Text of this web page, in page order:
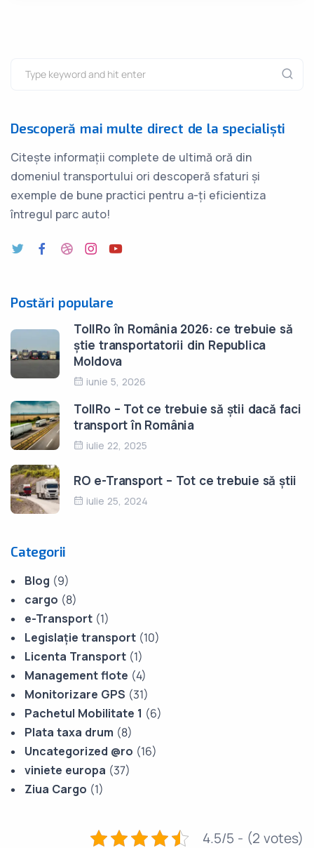
Descoperă mai multe direct de la specialiști
Citește informații complete de ultimă oră din
domeniul transportului ori descoperă sfaturi și
exemple de bune practici pentru a-ți eficientiza
întregul parc auto!
Postări populare
TollRo în România 2026: ce trebuie să
știe transportatorii din Republica
Moldova
iunie 5, 2026
TollRo – Tot ce trebuie să știi dacă faci
transport în România
iulie 22, 2025
RO e-Transport – Tot ce trebuie să știi
iulie 25, 2024
Categorii
Blog (9)
cargo (8)
e-Transport (1)
Legislație transport (10)
Licenta Transport (1)
Management flote (4)
Monitorizare GPS (31)
Pachetul Mobilitate 1 (6)
Plata taxa drum (8)
Uncategorized @ro (16)
viniete europa (37)
Ziua Cargo (1)
4.5/5 - (2 votes)